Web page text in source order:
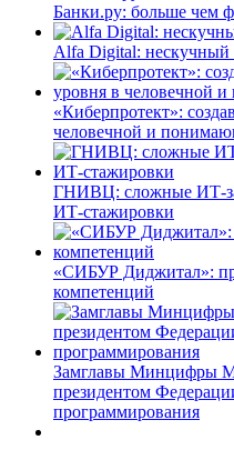
Банки.ру: больше чем
Alfa Digital: нескучный
«Киберпротект»:
человечной и
ГНИВЦ: сложные
ИТ‑стажировки
«СИБУР Диджитал»:
компетенций
Замглавы Минцифры
президентом
программирования